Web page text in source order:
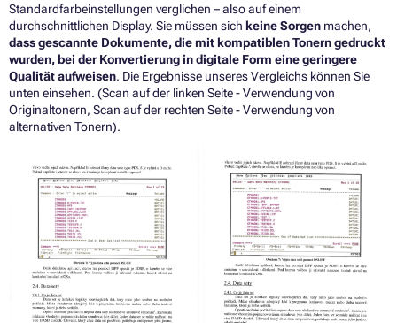
Standardfarbeinstellungen verglichen – also auf einem
durchschnittlichen Display. Sie müssen sich keine Sorgen machen,
dass gescannte Dokumente, die mit kompatiblen Tonern gedruckt
wurden, bei der Konvertierung in digitale Form eine geringere
Qualität aufweisen. Die Ergebnisse unseres Vergleichs können Sie
unten einsehen. (Scan auf der linken Seite - Verwendung von
Originaltonern, Scan auf der rechten Seite - Verwendung von
alternativen Tonern).